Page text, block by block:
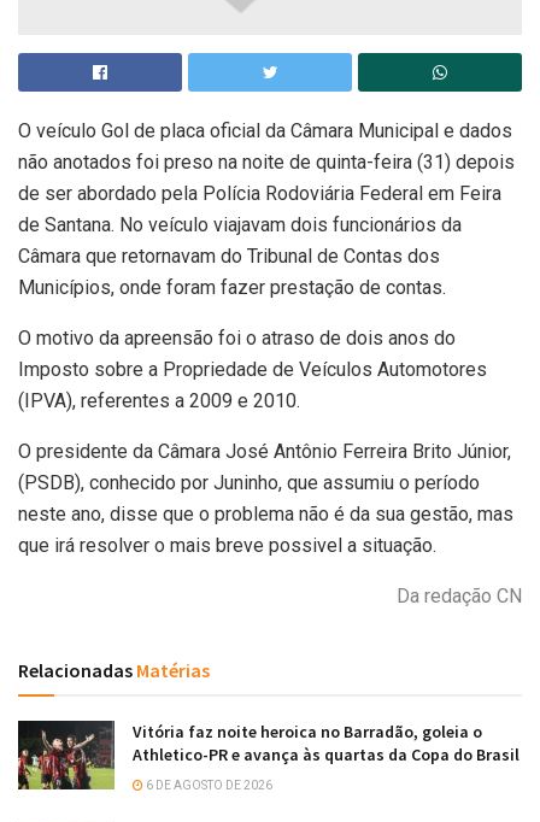
O veículo Gol de placa oficial da Câmara Municipal e dados
não anotados foi preso na noite de quinta-feira (31) depois
de ser abordado pela Polícia Rodoviária Federal em Feira
de Santana. No veículo viajavam dois funcionários da
Câmara que retornavam do Tribunal de Contas dos
Municípios, onde foram fazer prestação de contas.
O motivo da apreensão foi o atraso de dois anos do
Imposto sobre a Propriedade de Veículos Automotores
(IPVA), referentes a 2009 e 2010.
O presidente da Câmara José Antônio Ferreira Brito Júnior,
(PSDB), conhecido por Juninho, que assumiu o período
neste ano, disse que o problema não é da sua gestão, mas
que irá resolver o mais breve possivel a situação.
Da redação CN
Relacionadas Matérias
Vitória faz noite heroica no Barradão, goleia o
Athletico-PR e avança às quartas da Copa do Brasil
6 DE AGOSTO DE 2026